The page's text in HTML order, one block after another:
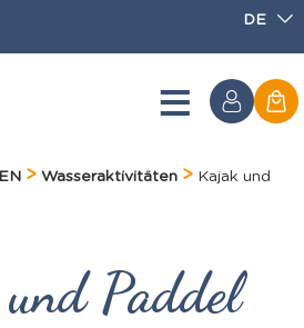
DE
Wasseraktivitäten
Kajak und
Paddel